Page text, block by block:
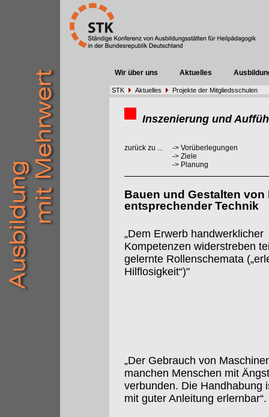
Wir über uns Aktuelles
STK Aktuelles Projekte der Mitgliedsschulen
Inszenierung und
zurück zu ... -> Vorüberlegungen
-> Ziele
-> Planung
Bauen und Gestalten
entsprechender Technik
„Dem Erwerb handwerklicher
Kompetenzen widerstreben
gelernte Rollenschemata
Hilflosigkeit“)"
„Der Gebrauch von
manchen Menschen mit
verbunden. Die Handhabung
mit guter Anleitung erlernbar“.